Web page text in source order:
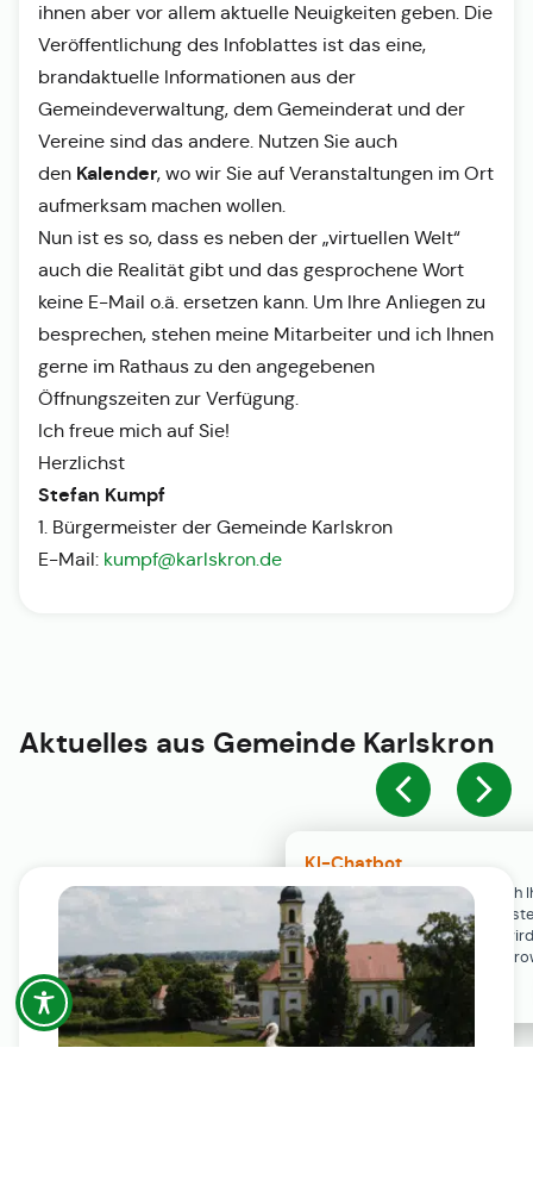
KI-Chatbot
Der KI-Chatbot steht erst nach
Einwilligung in den Cookie-
Verfügung. Der Chat-Verlauf
ausschließlich lokal in Ihrem
gespeichert.
ihnen aber vor allem aktuelle Neuigkeiten geben. Die
Veröffentlichung des Infoblattes ist das eine,
brandaktuelle Informationen aus der
Gemeindeverwaltung, dem Gemeinderat und der
Vereine sind das andere. Nutzen Sie auch
den Kalender, wo wir Sie auf Veranstaltungen im Ort
aufmerksam machen wollen.
Nun ist es so, dass es neben der „virtuellen Welt“
auch die Realität gibt und das gesprochene Wort
keine E-Mail o.ä. ersetzen kann. Um Ihre Anliegen zu
besprechen, stehen meine Mitarbeiter und ich Ihnen
gerne im Rathaus zu den angegebenen
Öffnungszeiten zur Verfügung.
Ich freue mich auf Sie!
Herzlichst
Stefan Kumpf
1. Bürgermeister der Gemeinde Karlskron
E-Mail: kumpf@karlskron.de
Aktuelles aus Gemeinde Karlskron